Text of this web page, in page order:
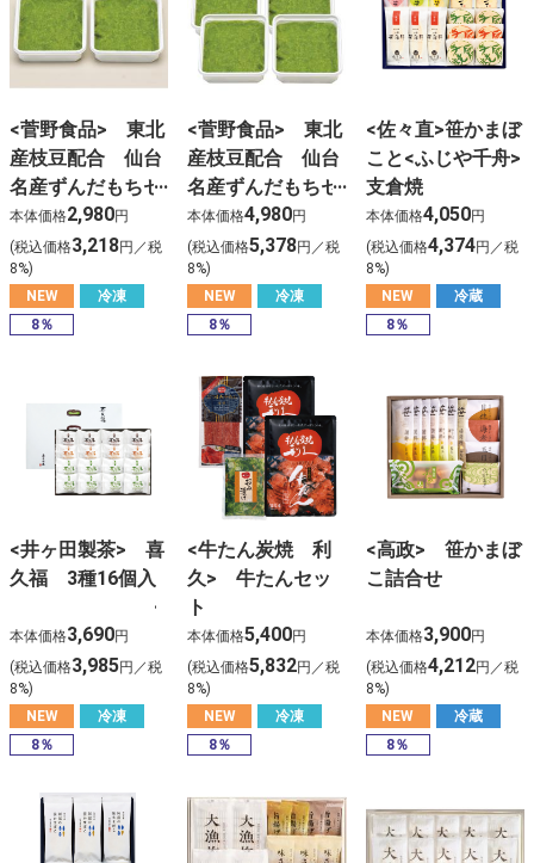
<菅野食品> 東北
産枝豆配合 仙台
名産ずんだもちセ
ット2P
本体価格2,980円
(税込価格3,218円／税
8%)
NEW
冷凍
8％
<菅野食品> 東北
産枝豆配合 仙台
名産ずんだもちセ
ット4P
本体価格4,980円
(税込価格5,378円／税
8%)
NEW
冷凍
8％
<佐々直>笹かまぼ
こと<ふじや千舟>
支倉焼
本体価格4,050円
(税込価格4,374円／税
8%)
NEW
冷蔵
8％
<井ヶ田製茶> 喜
久福 3種16個入
本体価格3,690円
(税込価格3,985円／税
8%)
NEW
冷凍
8％
<牛たん炭焼 利
久> 牛たんセッ
ト
本体価格5,400円
(税込価格5,832円／税
8%)
NEW
冷凍
8％
<高政> 笹かまぼ
こ詰合せ
本体価格3,900円
(税込価格4,212円／税
8%)
NEW
冷蔵
8％